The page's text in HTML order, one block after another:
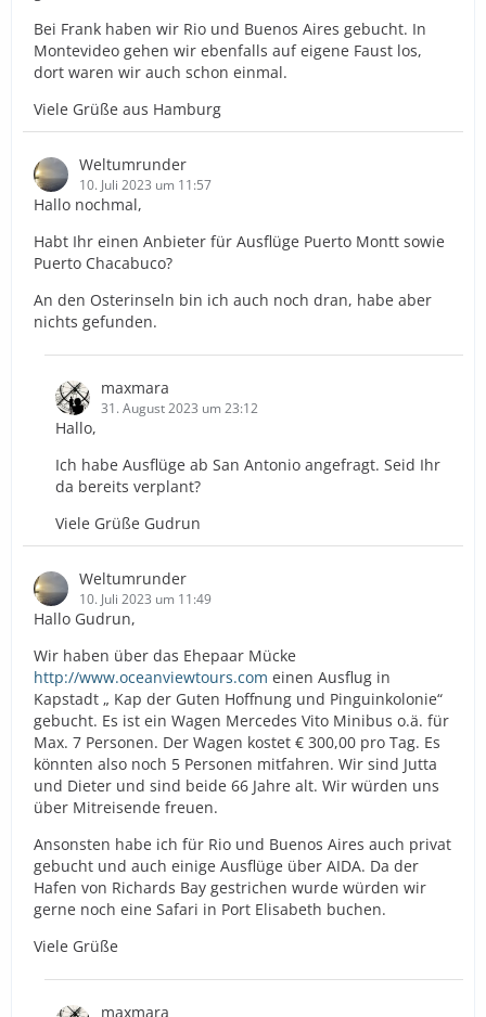
Bei Frank haben wir Rio und Buenos Aires gebucht. In
Montevideo gehen wir ebenfalls auf eigene Faust los,
dort waren wir auch schon einmal.
Viele Grüße aus Hamburg
Weltumrunder
10. Juli 2023 um 11:57
Hallo nochmal,
Habt Ihr einen Anbieter für Ausflüge Puerto Montt sowie
Puerto Chacabuco?
An den Osterinseln bin ich auch noch dran, habe aber
nichts gefunden.
maxmara
31. August 2023 um 23:12
Hallo,
Ich habe Ausflüge ab San Antonio angefragt. Seid Ihr
da bereits verplant?
Viele Grüße Gudrun
Weltumrunder
10. Juli 2023 um 11:49
Hallo Gudrun,
Wir haben über das Ehepaar Mücke
http://www.oceanviewtours.com einen Ausflug in
Kapstadt „ Kap der Guten Hoffnung und Pinguinkolonie“
gebucht. Es ist ein Wagen Mercedes Vito Minibus o.ä. für
Max. 7 Personen. Der Wagen kostet € 300,00 pro Tag. Es
könnten also noch 5 Personen mitfahren. Wir sind Jutta
und Dieter und sind beide 66 Jahre alt. Wir würden uns
über Mitreisende freuen.
Ansonsten habe ich für Rio und Buenos Aires auch privat
gebucht und auch einige Ausflüge über AIDA. Da der
Hafen von Richards Bay gestrichen wurde würden wir
gerne noch eine Safari in Port Elisabeth buchen.
Viele Grüße
maxmara